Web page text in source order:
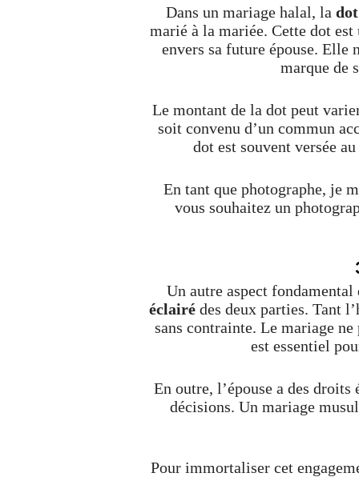
Dans un mariage halal, la dot
marié à la mariée. Cette dot est
envers sa future épouse. Elle
marque de
Le montant de la dot peut
soit convenu d’un commun
dot est souvent versée
En tant que photographe, je
vous souhaitez un
Un autre aspect
éclairé des deux parties. Tant
sans contrainte. Le mariage
est essentiel
En outre, l’épouse a des
décisions. Un mariage
Pour immortaliser cet